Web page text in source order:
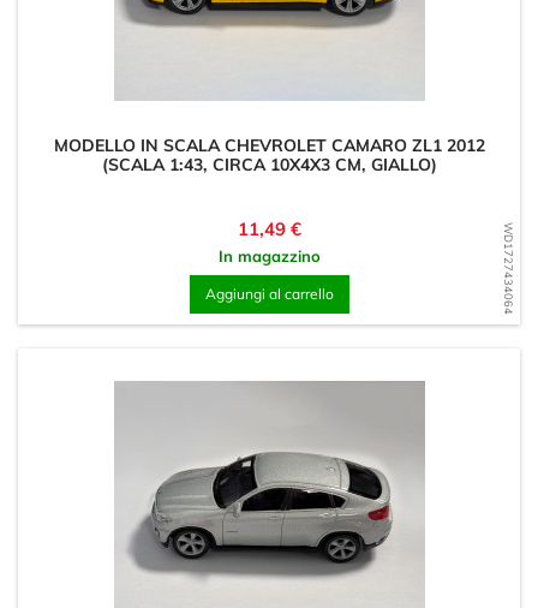
WD1727434064
MODELLO IN SCALA CHEVROLET CAMARO ZL1 2012
(SCALA 1:43, CIRCA 10X4X3 CM, GIALLO)
Prezzo
11,49 €
In magazzino
Aggiungi al carrello